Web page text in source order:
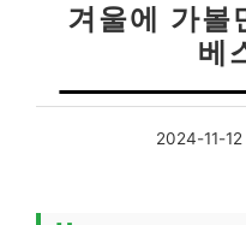
겨울에 가볼
베
2024-11-12